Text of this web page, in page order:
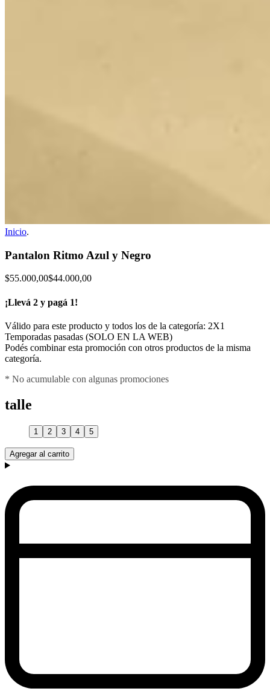
Inicio.
Pantalon Ritmo Azul y Negro
$55.000,00$44.000,00
¡Llevá 2 y pagá 1!
Válido para este producto y todos los de la categoría: 2X1
Temporadas pasadas (SOLO EN LA WEB)
Podés combinar esta promoción con otros productos de la misma
categoría.
* No acumulable con algunas promociones
talle
1 2 3 4 5
Agregar al carrito